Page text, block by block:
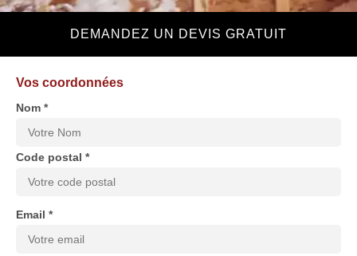
DEMANDEZ UN DEVIS GRATUIT
Vos coordonnées
Nom *
Code postal *
Email *